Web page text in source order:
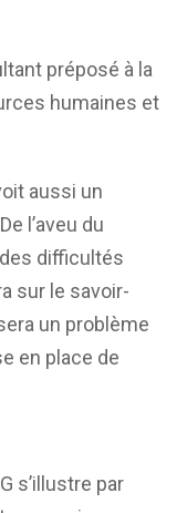
préposé à la
humaines et
aussi un
l’aveu du
difficultés
sur le savoir-
un problème
en place de
s’illustre par